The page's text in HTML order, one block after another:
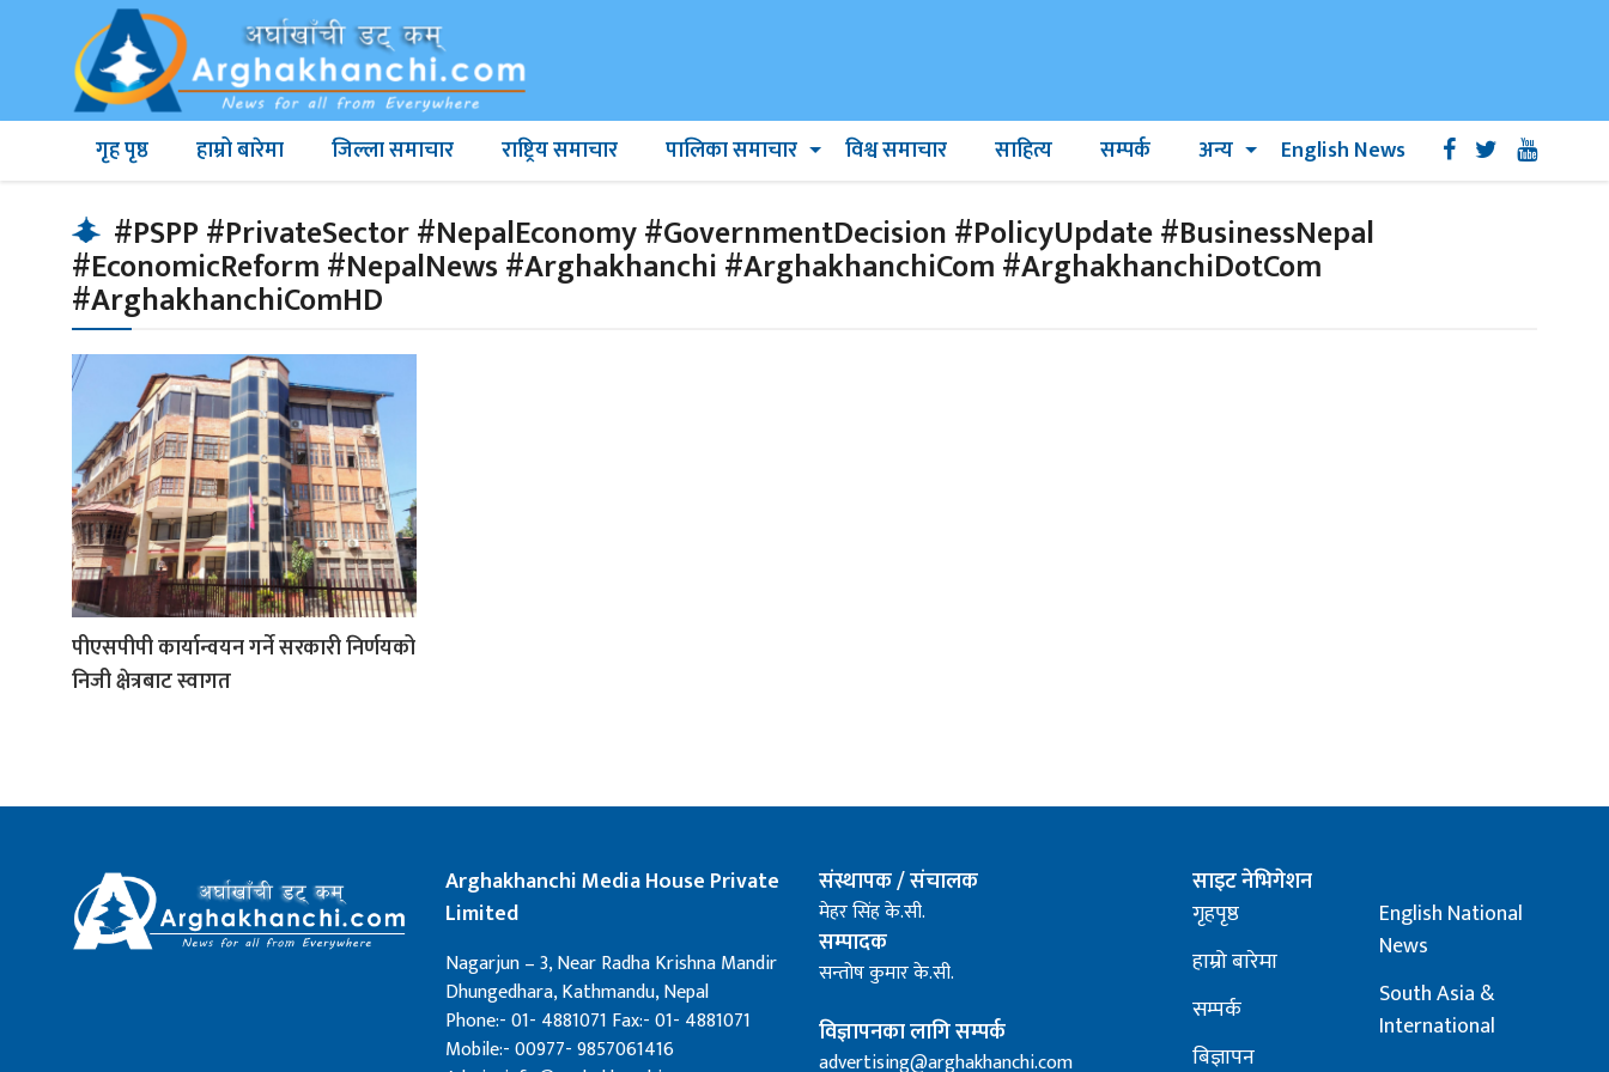
गृह पृष्ठ हाम्रो बारेमा जिल्ला समाचार राष्ट्रिय समाचार पालिका समाचार विश्व समाचार साहित्य सम्पर्क अन्य English News
#PSPP #PrivateSector #NepalEconomy #GovernmentDecision #PolicyUpdate #BusinessNepal
#EconomicReform #NepalNews #Arghakhanchi #ArghakhanchiCom #ArghakhanchiDotCom
#ArghakhanchiComHD
पीएसपीपी कार्यान्वयन गर्ने सरकारी निर्णयको
निजी क्षेत्रबाट स्वागत
Arghakhanchi Media House Private
Limited
Nagarjun – 3, Near Radha Krishna Mandir
Dhungedhara, Kathmandu, Nepal
Phone:- 01- 4881071 Fax:- 01- 4881071
Mobile:- 00977- 9857061416
संस्थापक / संचालक
मेहर सिंह के.सी.
सम्पादक
सन्तोष कुमार के.सी.
विज्ञापनका लागि सम्पर्क
advertising@arghakhanchi.com
साइट नेभिगेशन
गृहपृष्ठ
हाम्रो बारेमा
सम्पर्क
बिज्ञापन
English National
News
South Asia &
International